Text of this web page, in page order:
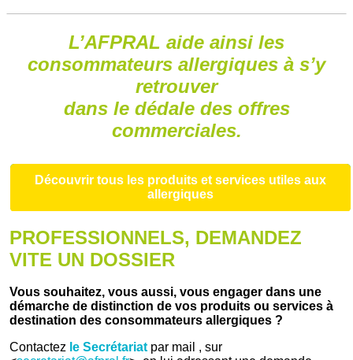
L’AFPRAL aide ainsi les
consommateurs allergiques à s’y
retrouver
dans le dédale des offres
commerciales.
Découvrir tous les produits et services utiles aux
allergiques
PROFESSIONNELS, DEMANDEZ
VITE UN DOSSIER
Vous souhaitez, vous aussi, vous engager dans une
démarche de distinction de vos produits ou services à
destination des consommateurs allergiques ?
Contactez le Secrétariat par mail , sur